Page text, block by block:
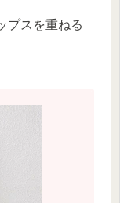
プスを重ねる